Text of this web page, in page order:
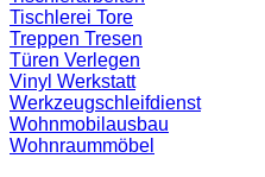
Tischlerei Tore
Treppen Tresen
Türen Verlegen
Vinyl Werkstatt
Werkzeugschleifdienst
Wohnmobilausbau
Wohnraummöbel